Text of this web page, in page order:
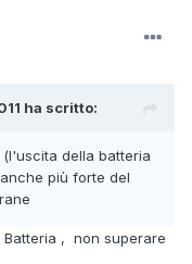
ha scritto:
della batteria
più forte del
, non superare